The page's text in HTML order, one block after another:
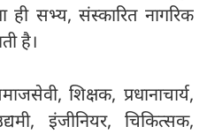
ही सभ्य, संस्कारित नागरिक
है।
शिक्षक, प्रधानाचार्य,
इंजीनियर, चिकित्सक,